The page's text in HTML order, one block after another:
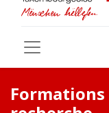
Formations